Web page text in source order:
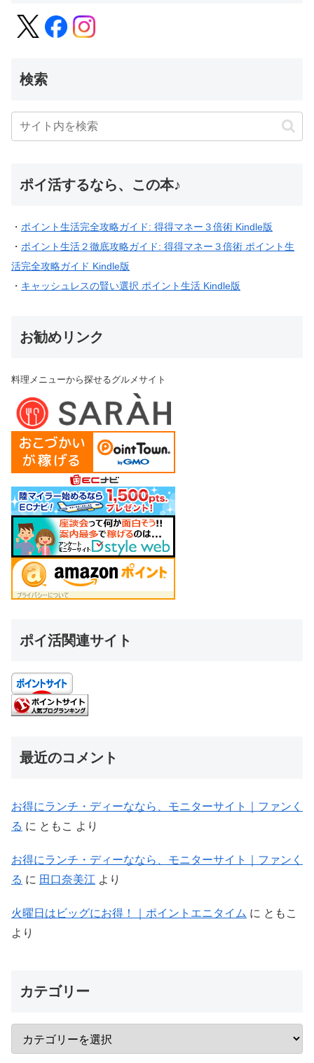
検索
ポイ活するなら、この本♪
・ ポイント生活完全攻略ガイド: 得得マネー３倍術 Kindle版
・ ポイント生活２徹底攻略ガイド: 得得マネー３倍術 ポイント生
活完全攻略ガイド Kindle版
・ キャッシュレスの賢い選択 ポイント生活 Kindle版
お勧めリンク
料理メニューから探せるグルメサイト
ポイ活関連サイト
最近のコメント
お得にランチ・ディーななら、モニターサイト｜ファンく
る に ともこ より
お得にランチ・ディーななら、モニターサイト｜ファンく
る に 田口奈美江 より
火曜日はビッグにお得！｜ポイントエニタイム に ともこ
より
カテゴリー